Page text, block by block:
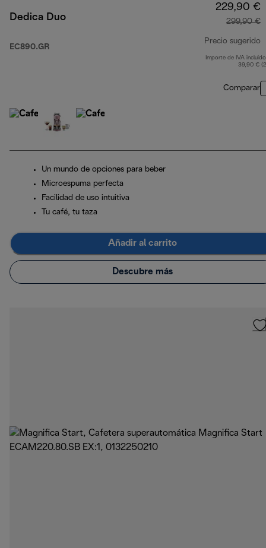
Dedica Duo
EC890.GR
229,90 €
299,90 €
Precio sugerido
Importe de IVA
39,90 €
Comparar
Un mundo de opciones para beber
Microespuma perfecta
Facilidad de uso intuitiva
Tu café, tu taza
Añadir al carrito
Descubre más